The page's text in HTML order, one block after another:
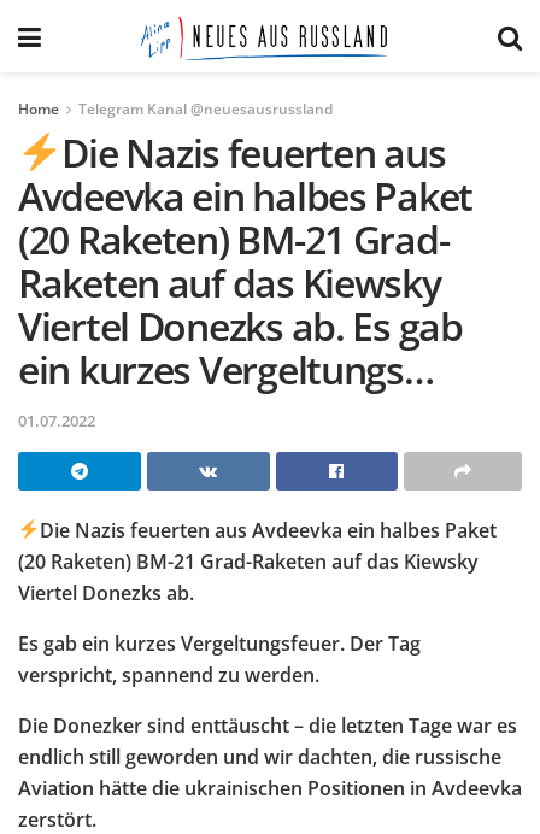
Home Telegram Kanal @neuesausrussland
Die Nazis feuerten aus
Avdeevka ein halbes Paket
(20 Raketen) BM-21 Grad-
Raketen auf das Kiewsky
Viertel Donezks ab. Es gab
ein kurzes Vergeltungs…
01.07.2022
Die Nazis feuerten aus Avdeevka ein halbes Paket
(20 Raketen) BM-21 Grad-Raketen auf das Kiewsky
Viertel Donezks ab.
Es gab ein kurzes Vergeltungsfeuer. Der Tag
verspricht, spannend zu werden.
Die Donezker sind enttäuscht – die letzten Tage war es
endlich still geworden und wir dachten, die russische
Aviation hätte die ukrainischen Positionen in Avdeevka
zerstört.